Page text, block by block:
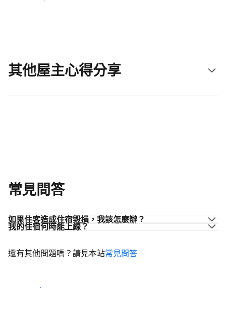
其他屋主心得分享
加入同業的行列
常見問答
如果住客造成住宿毀損，我該怎麼辦？
我的住宿何時能上線？
還有其他問題嗎？請見本站常見問答
開始迎接住客